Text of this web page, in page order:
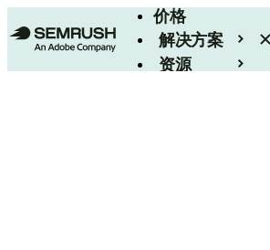
价格
解决方案
资源